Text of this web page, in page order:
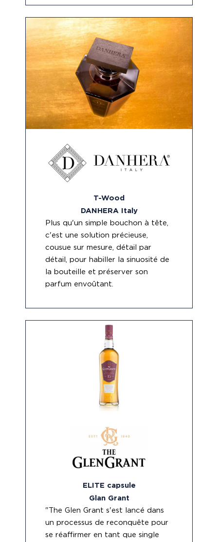
T-Wood
DANHERA Italy
Plus qu'un simple bouchon à tête,
c'est une solution précieuse,
cousue sur mesure, détail par
détail, pour habiller la sinuosité de
la bouteille et préserver son
parfum envoûtant.
ELITE capsule
Glan Grant
"The Glen Grant s'est lancé dans
un processus de reconquête pour
se réaffirmer en tant que single